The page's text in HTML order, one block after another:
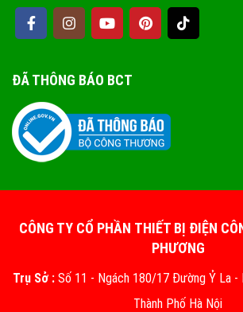
ĐÃ THÔNG BÁO BCT
CÔNG TY CỔ PHẦN THIẾT BỊ ĐIỆN
PHƯƠNG
Trụ Sở : Số 11 - Ngách 180/17 Đường Ỷ La -
Thành Phố Hà Nội